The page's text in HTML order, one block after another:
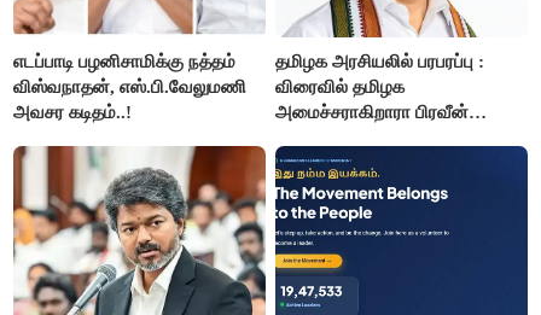
எடப்பாடி பழனிசாமிக்கு நத்தம்
விஸ்வநாதன், எஸ்.பி.வேலுமணி
அவசர கடிதம்..!
தமிழக அரசியலில் பரபரப்பு :
விரைவில் தமிழக
அமைச்சராகிறாரா பிரவீன்